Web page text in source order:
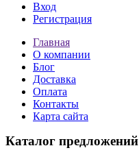
Вход
Регистрация
Главная
О компании
Блог
Доставка
Оплата
Контакты
Карта сайта
Каталог предложений